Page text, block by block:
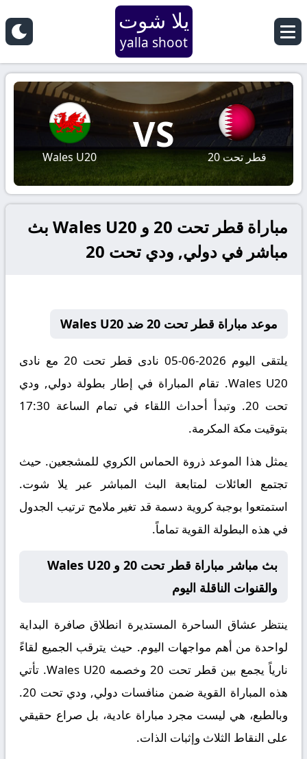
يلا شوت
yalla shoot
قطر تحت 20
VS
Wales U20
مباراة قطر تحت 20 و Wales U20 بث
مباشر في دولي, ودي تحت 20
موعد مباراة قطر تحت 20 ضد Wales U20
يلتقى اليوم 2026-06-05 نادى قطر تحت 20 مع نادى
Wales U20. تقام المباراة في إطار بطولة دولي, ودي
تحت 20. وتبدأ أحداث اللقاء في تمام الساعة 17:30
بتوقيت مكة المكرمة.
يمثل هذا الموعد ذروة الحماس الكروي للمشجعين. حيث
تجتمع العائلات لمتابعة البث المباشر عبر يلا شوت.
استمتعوا بوجبة كروية دسمة قد تغير ملامح ترتيب الجدول
في هذه البطولة القوية تماماً.
بث مباشر مباراة قطر تحت 20 و Wales U20
والقنوات الناقلة اليوم
ينتظر عشاق الساحرة المستديرة انطلاق صافرة البداية
لواحدة من أهم مواجهات اليوم. حيث يترقب الجميع لقاءً
نارياً يجمع بين قطر تحت 20 وخصمه Wales U20. تأتي
هذه المباراة القوية ضمن منافسات دولي, ودي تحت 20
.
وبالطبع، هي ليست مجرد مباراة عادية، بل صراع حقيقي
على النقاط الثلاث وإثبات الذات.